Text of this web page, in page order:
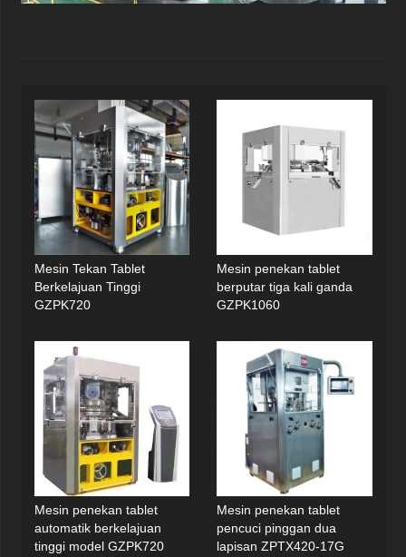
Mesin Tekan Tablet
Berkelajuan Tinggi
GZPK720
Mesin penekan tablet
berputar tiga kali ganda
GZPK1060
Mesin penekan tablet
automatik berkelajuan
tinggi model GZPK720
Mesin penekan tablet
pencuci pinggan dua
lapisan ZPTX420-17G